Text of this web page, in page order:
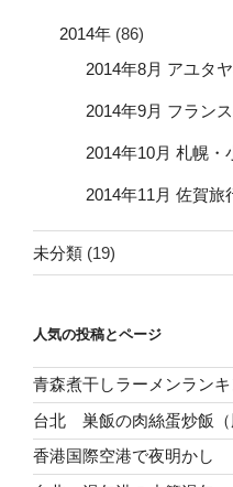
2014年 (86)
2014年8月 アユタ
2014年9月 フラン
2014年10月 札幌・
2014年11月 佐賀旅
未分類 (19)
人気の投稿とページ
青森煮干しラーメンランキ
台北 巣飯の肉絲蛋炒飯（
香港国際空港で夜明かし